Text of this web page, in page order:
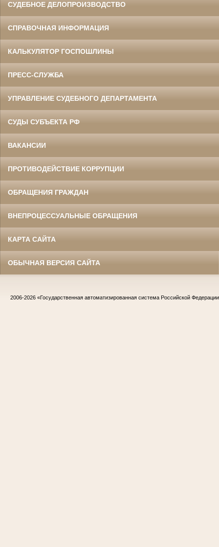
СУДЕБНОЕ ДЕЛОПРОИЗВОДСТВО
СПРАВОЧНАЯ ИНФОРМАЦИЯ
КАЛЬКУЛЯТОР ГОСПОШЛИНЫ
ПРЕСС-СЛУЖБА
УПРАВЛЕНИЕ СУДЕБНОГО ДЕПАРТАМЕНТА
СУДЫ СУБЪЕКТА РФ
ВАКАНСИИ
ПРОТИВОДЕЙСТВИЕ КОРРУПЦИИ
ОБРАЩЕНИЯ ГРАЖДАН
ВНЕПРОЦЕССУАЛЬНЫЕ ОБРАЩЕНИЯ
КАРТА САЙТА
ОБЫЧНАЯ ВЕРСИЯ САЙТА
2006-2026 «Государственная автоматизированная система Российской